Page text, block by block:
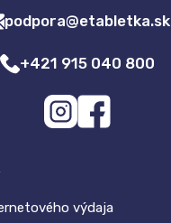
podpora@etabletka.sk
+421 915 040 800
výdaja